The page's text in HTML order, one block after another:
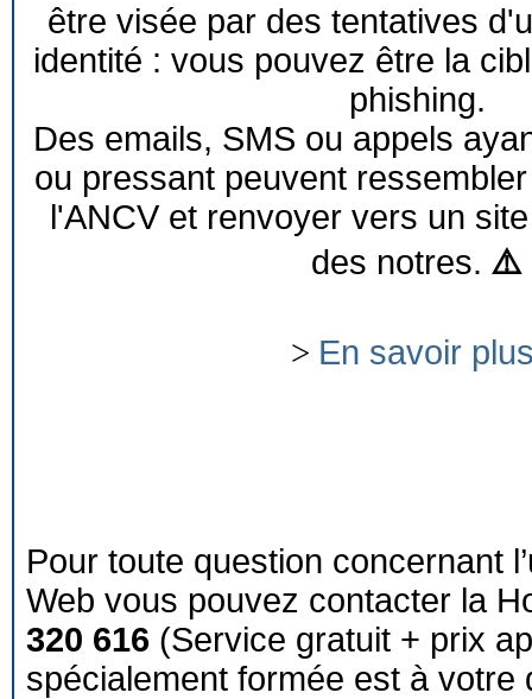
être visée par des tentatives
identité : vous pouvez être la
phishing.
Des emails, SMS ou appels
ou pressant peuvent
l'ANCV et renvoyer vers un
des notres. ⚠️
> En savoir
Pour toute question concernant
Web vous pouvez contacter la
320 616 (Service gratuit + prix
spécialement formée est à votre